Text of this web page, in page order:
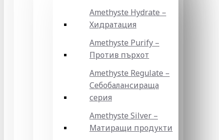
Amethyste Hydrate –
Хидратация
Amethyste Purify –
Против пърхот
Amethyste Regulate –
Себобалансираща
серия
Amethyste Silver –
Матиращи продукти